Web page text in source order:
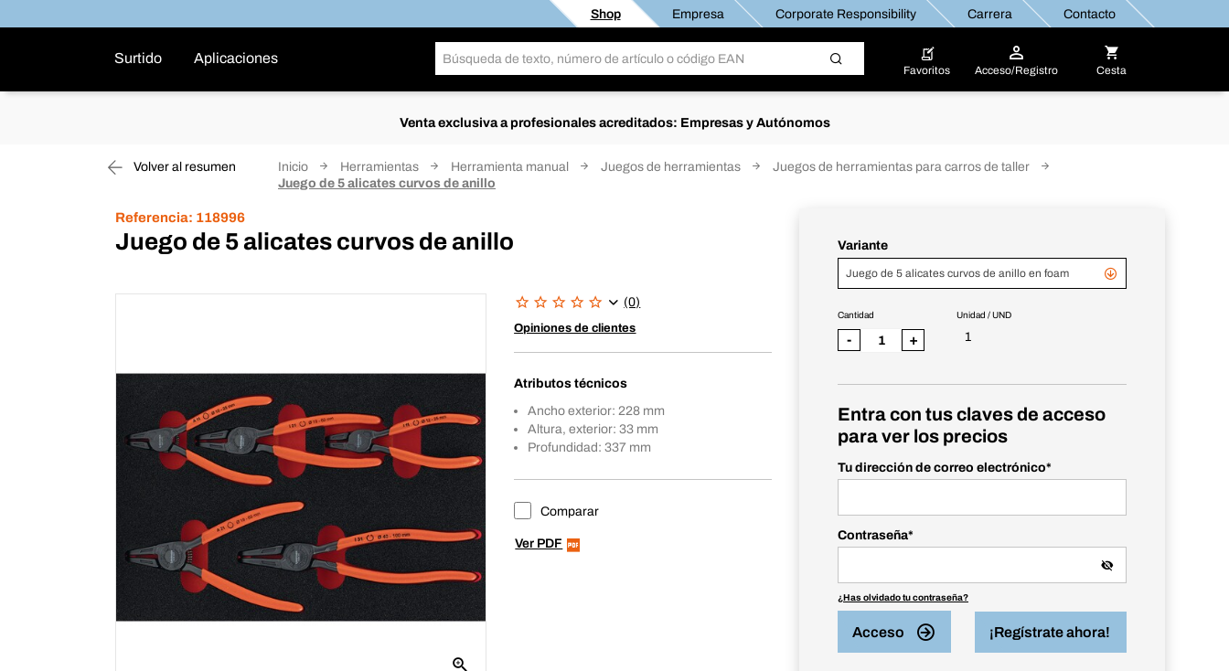
Shop Empresa Corporate Responsibility Carrera Contacto
Surtido Aplicaciones
Favoritos Acceso/Registro Cesta
Venta exclusiva a profesionales acreditados: Empresas y Autónomos
Volver al resumen Inicio Herramientas Herramienta manual Juegos de herramientas
Juegos de herramientas para carros de taller
Juego de 5 alicates curvos de anillo
Referencia: 118996
Juego de 5 alicates curvos de anillo
(0)
Opiniones de clientes
Atributos técnicos
Ancho exterior: 228 mm
Altura, exterior: 33 mm
Profundidad: 337 mm
Comparar
Ver PDF
Variante
Juego de 5 alicates curvos de anillo en foam
Unidad / UND
1
Cantidad
- +
Entra con tus claves de acceso
para ver los precios
Tu dirección de correo electrónico*
Contraseña*
¿Has olvidado tu contraseña?
Acceso ¡Regístrate ahora!